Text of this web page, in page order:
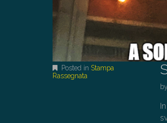
Posted in Stampa
Rassegnata
by